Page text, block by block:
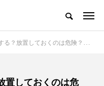
おくのは危険？原因や対処法について解説！
置しておくのは危